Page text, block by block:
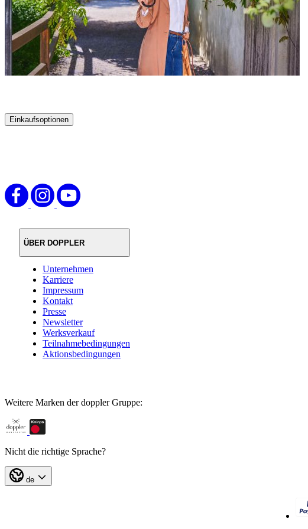
Einkaufsoptionen
ÜBER DOPPLER
Unternehmen
Karriere
Impressum
Kontakt
Presse
Newsletter
Werksverkauf
Teilnahmebedingungen
Aktionsbedingungen
Weitere Marken der doppler Gruppe:
Nicht die richtige Sprache?
de